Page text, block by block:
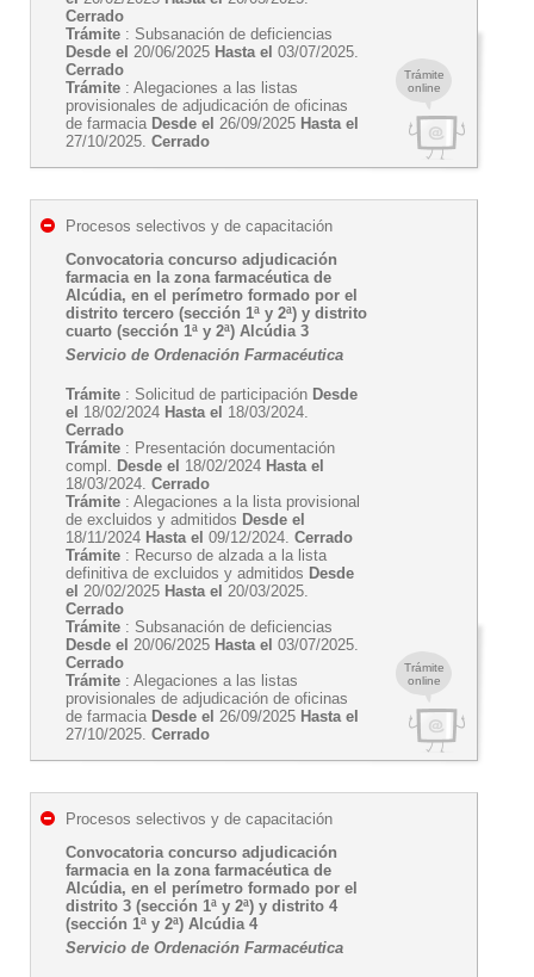
Trámite
online
Cerrado
Trámite : Subsanación de deficiencias
Desde el 20/06/2025 Hasta el 03/07/2025.
Cerrado
Trámite : Alegaciones a las listas
provisionales de adjudicación de oficinas
de farmacia Desde el 26/09/2025 Hasta el
27/10/2025. Cerrado
Trámite
online
Procesos selectivos y de capacitación
Convocatoria concurso adjudicación
farmacia en la zona farmacéutica de
Alcúdia, en el perímetro formado por el
distrito tercero (sección 1ª y 2ª) y distrito
cuarto (sección 1ª y 2ª) Alcúdia 3
Servicio de Ordenación Farmacéutica
Trámite : Solicitud de participación Desde
el 18/02/2024 Hasta el 18/03/2024.
Cerrado
Trámite : Presentación documentación
compl. Desde el 18/02/2024 Hasta el
18/03/2024. Cerrado
Trámite : Alegaciones a la lista provisional
de excluidos y admitidos Desde el
18/11/2024 Hasta el 09/12/2024. Cerrado
Trámite : Recurso de alzada a la lista
definitiva de excluidos y admitidos Desde
el 20/02/2025 Hasta el 20/03/2025.
Cerrado
Trámite : Subsanación de deficiencias
Desde el 20/06/2025 Hasta el 03/07/2025.
Cerrado
Trámite : Alegaciones a las listas
provisionales de adjudicación de oficinas
de farmacia Desde el 26/09/2025 Hasta el
27/10/2025. Cerrado
Procesos selectivos y de capacitación
Convocatoria concurso adjudicación
farmacia en la zona farmacéutica de
Alcúdia, en el perímetro formado por el
distrito 3 (sección 1ª y 2ª) y distrito 4
(sección 1ª y 2ª) Alcúdia 4
Servicio de Ordenación Farmacéutica